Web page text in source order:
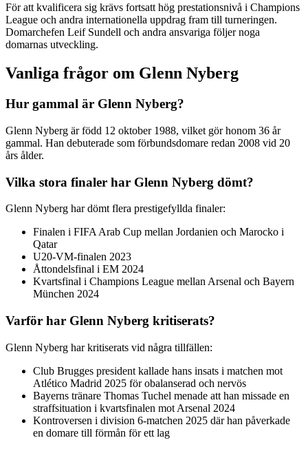
För att kvalificera sig krävs fortsatt hög prestationsnivå i Champions
League och andra internationella uppdrag fram till turneringen.
Domarchefen Leif Sundell och andra ansvariga följer noga
domarnas utveckling.
Vanliga frågor om Glenn Nyberg
Hur gammal är Glenn Nyberg?
Glenn Nyberg är född 12 oktober 1988, vilket gör honom 36 år
gammal. Han debuterade som förbundsdomare redan 2008 vid 20
års ålder.
Vilka stora finaler har Glenn Nyberg dömt?
Glenn Nyberg har dömt flera prestigefyllda finaler:
Finalen i FIFA Arab Cup mellan Jordanien och Marocko i
Qatar
U20-VM-finalen 2023
Åttondelsfinal i EM 2024
Kvartsfinal i Champions League mellan Arsenal och Bayern
München 2024
Varför har Glenn Nyberg kritiserats?
Glenn Nyberg har kritiserats vid några tillfällen:
Club Brugges president kallade hans insats i matchen mot
Atlético Madrid 2025 för obalanserad och nervös
Bayerns tränare Thomas Tuchel menade att han missade en
straffsituation i kvartsfinalen mot Arsenal 2024
Kontroversen i division 6-matchen 2025 där han påverkade
en domare till förmån för ett lag